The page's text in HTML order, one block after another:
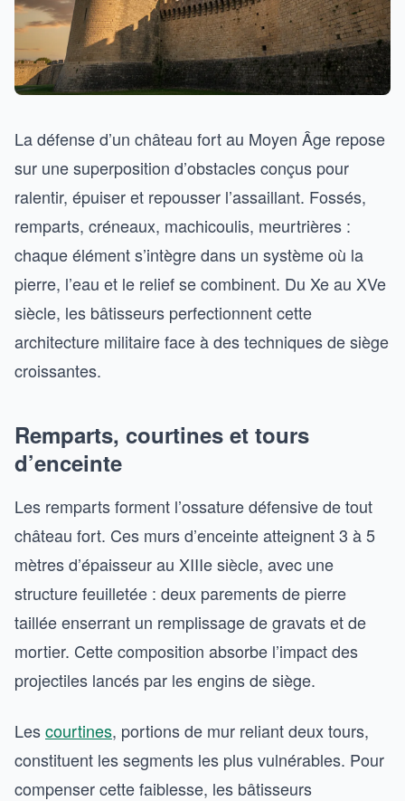
La défense d’un château fort au Moyen Âge repose
sur une superposition d’obstacles conçus pour
ralentir, épuiser et repousser l’assaillant. Fossés,
remparts, créneaux, machicoulis, meurtrières :
chaque élément s’intègre dans un système où la
pierre, l’eau et le relief se combinent. Du Xe au XVe
siècle, les bâtisseurs perfectionnent cette
architecture militaire face à des techniques de siège
croissantes.
Remparts, courtines et tours
d’enceinte
Les remparts forment l’ossature défensive de tout
château fort. Ces murs d’enceinte atteignent 3 à 5
mètres d’épaisseur au XIIIe siècle, avec une
structure feuilletée : deux parements de pierre
taillée enserrant un remplissage de gravats et de
mortier. Cette composition absorbe l’impact des
projectiles lancés par les engins de siège.
Lescourtines, portions de mur reliant deux tours,
constituent les segments les plus vulnérables. Pour
compenser cette faiblesse, les bâtisseurs